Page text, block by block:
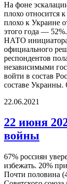
На фоне
плохо относится
плохо к Украине
этого года —
НАТО
официального
респондентов
независимыми
войти в состав
составе Украины.
22.06.2021
22 июня
войны
67% россиян
избежать. 20%
Почти половина